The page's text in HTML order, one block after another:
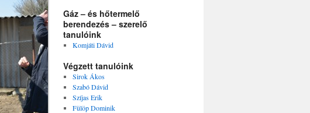
Gáz – és hőtermelő
berendezés – szerelő
tanulóink
Komjáti Dávid
Végzett tanulóink
Sirok Ákos
Szabó Dávid
Szíjas Erik
Fülöp Dominik